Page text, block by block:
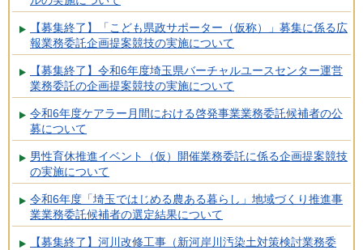
【募集終了】「こども県政サポーター（仮称）」募集に係る広
報業務委託企画提案競技の実施について
【募集終了】令和6年度埼玉県バーチャルユースセンター運営
業務委託の企画提案競技の実施について
令和6年度ケアラー月間における啓発事業業務委託候補者の公
募について
男性育休推進イベント（仮）開催業務委託に係る企画提案競技
の実施について
令和6年度「埼玉ではじめる農ある暮らし」地域づくり推進事
業業務委託候補者の選定結果について
【募集終了】河川改修工事（新河岸川汚染土対策検討業務委